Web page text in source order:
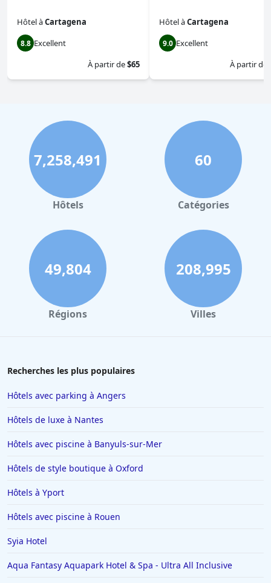
HôtelàCartagena
8.8 Excellent
À partir de$65
HôtelàCartagena
9.0 Excellent
À partir de
7,258,491
Hôtels
60
Catégories
49,804
Régions
208,995
Villes
Recherches les plus populaires
Hôtels avec parking à Angers
Hôtels de luxe à Nantes
Hôtels avec piscine à Banyuls-sur-Mer
Hôtels de style boutique à Oxford
Hôtels à Yport
Hôtels avec piscine à Rouen
Syia Hotel
Aqua Fantasy Aquapark Hotel & Spa - Ultra All Inclusive